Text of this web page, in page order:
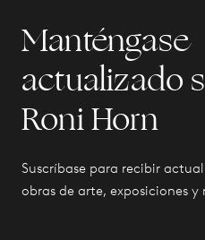
Manténgase
actualizado
Roni Horn
Suscríbase para recibir
obras de arte, exposiciones